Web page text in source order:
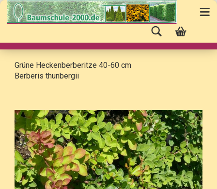
Grüne Heckenberberitze 40-60 cm
Berberis thunbergii